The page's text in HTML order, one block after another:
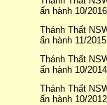
ấn hành 10/
Thánh Thất
ấn hành 11/
Thánh Thất
ấn hành 10/
Thánh Thất
ấn hành 10/